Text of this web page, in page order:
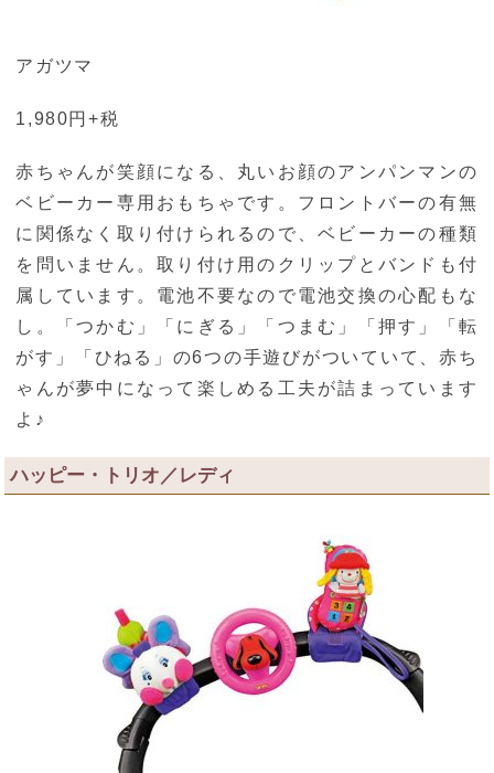
アガツマ
1,980円+税
赤ちゃんが笑顔になる、丸いお顔のアンパンマンの
ベビーカー専用おもちゃです。フロントバーの有無
に関係なく取り付けられるので、ベビーカーの種類
を問いません。取り付け用のクリップとバンドも付
属しています。電池不要なので電池交換の心配もな
し。「つかむ」「にぎる」「つまむ」「押す」「転
がす」「ひねる」の6つの手遊びがついていて、赤ち
ゃんが夢中になって楽しめる工夫が詰まっています
よ♪
ハッピー・トリオ／レディ